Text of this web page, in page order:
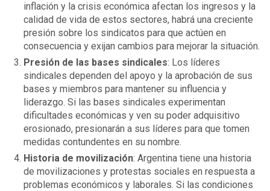
inflación y la crisis económica afectan los ingresos y la
calidad de vida de estos sectores, habrá una creciente
presión sobre los sindicatos para que actúen en
consecuencia y exijan cambios para mejorar la situación.
Presión de las bases sindicales: Los líderes
sindicales dependen del apoyo y la aprobación de sus
bases y miembros para mantener su influencia y
liderazgo. Si las bases sindicales experimentan
dificultades económicas y ven su poder adquisitivo
erosionado, presionarán a sus líderes para que tomen
medidas contundentes en su nombre.
Historia de movilización: Argentina tiene una historia
de movilizaciones y protestas sociales en respuesta a
problemas económicos y laborales. Si las condiciones